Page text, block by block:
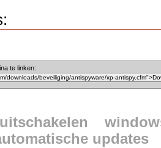
te linken:
uitschakelen
updates